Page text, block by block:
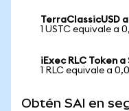
TerraClassicUSD
1 USTC equivale a
iExec RLC Token
1 RLC equivale a
Obtén SAI en